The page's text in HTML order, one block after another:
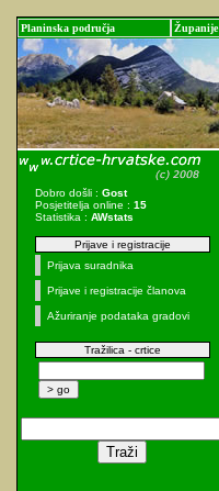
Planinska područja Županije
Dobro došli : Gost
Posjetitelja online : 15
Statistika : AWstats
Prijave i registracije
Prijava suradnika
Prijave i registracije članova
Ažuriranje podataka gradovi
Tražilica - crtice